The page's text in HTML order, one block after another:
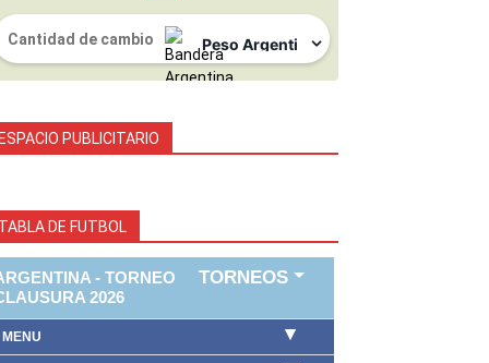
ESPACIO PUBLICITARIO
TABLA DE FUTBOL